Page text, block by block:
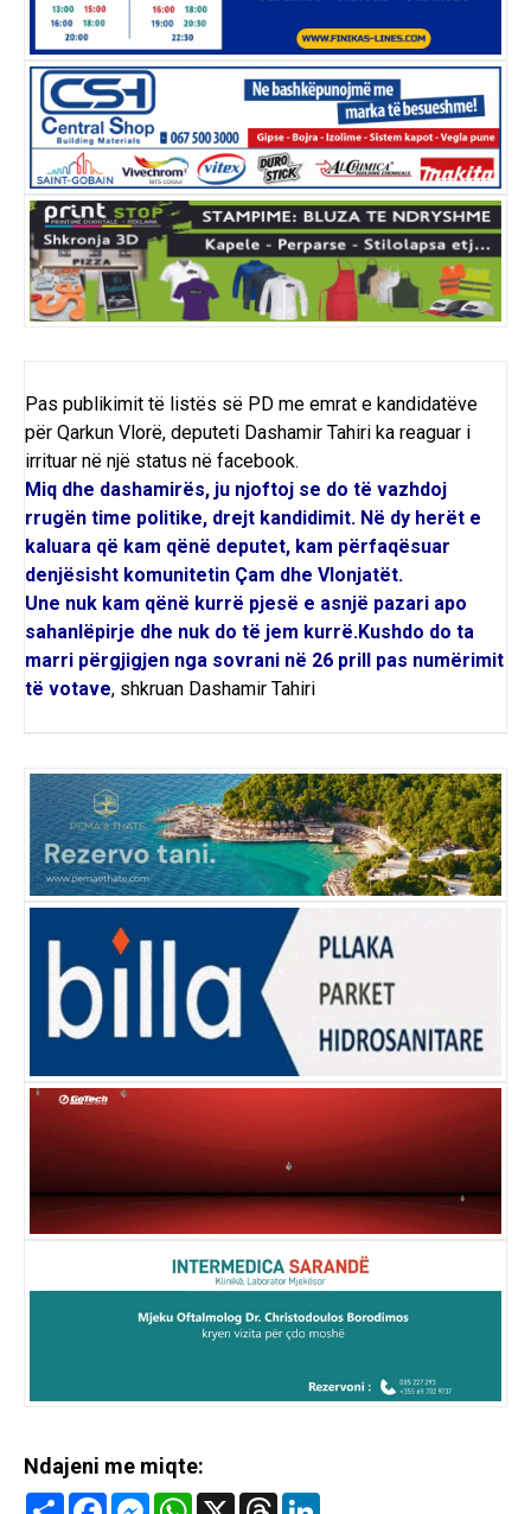
Pas publikimit të listës së PD me emrat e kandidatëve
për Qarkun Vlorë, deputeti Dashamir Tahiri ka reaguar i
irrituar në një status në facebook.
Miq dhe dashamirës, ju njoftoj se do të vazhdoj
rrugën time politike, drejt kandidimit. Në dy herët e
kaluara që kam qënë deputet, kam përfaqësuar
denjësisht komunitetin Çam dhe Vlonjatët.
Une nuk kam qënë kurrë pjesë e asnjë pazari apo
sahanlëpirje dhe nuk do të jem kurrë.Kushdo do ta
marri përgjigjen nga sovrani në 26 prill pas numërimit
të votave, shkruan Dashamir Tahiri
Ndajeni me miqte:
Share FacebookMessenger
WhatsApp
X Threads